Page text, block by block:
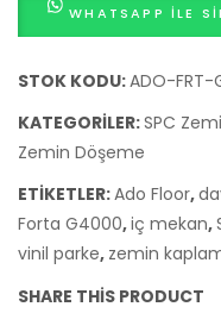
Forta
Suya
SPC
Vinil
Parke
adet
WHATSAPP ILE
STOK KODU:ADO-FRT-
KATEGORILER:SPC
Zemin Döşeme
ETIKETLER:Ado Floor,
Forta G4000,iç mekan,
vinil parke, zemin
SHARE THIS PRODUCT